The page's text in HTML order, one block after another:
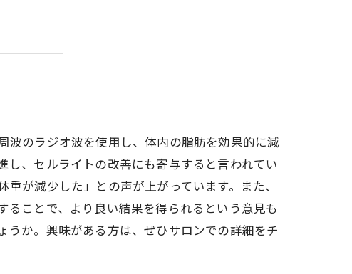
進化
せ
波のラジオ波を使用し、体内の脂肪を効果的に減
、セルライトの改善にも寄与すると言われてい
が減少した」との声が上がっています。また、
ことで、より良い結果を得られるという意見も
か。興味がある方は、ぜひサロンでの詳細をチ